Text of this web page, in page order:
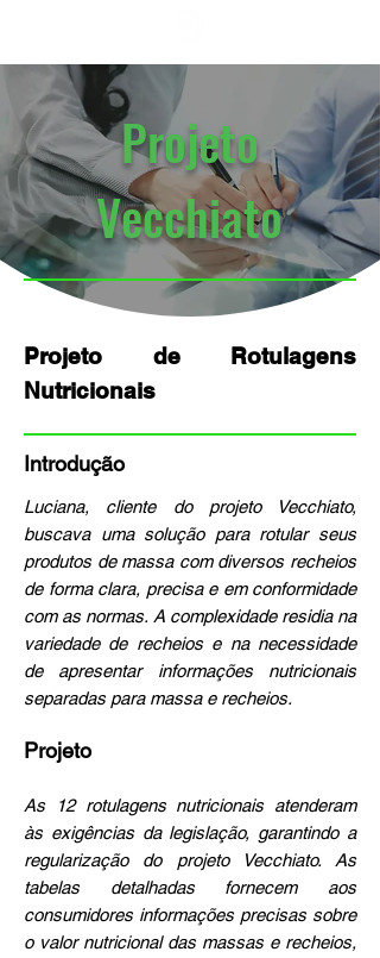
Projeto
Vecchiato
Projeto de Rotulagens
Nutricionais
Introdução
Luciana, cliente do projeto Vecchiato,
buscava uma solução para rotular seus
produtos de massa com diversos recheios
de forma clara, precisa e em conformidade
com as normas. A complexidade residia na
variedade de recheios e na necessidade
de apresentar informações nutricionais
separadas para massa e recheios.
Projeto
As 12 rotulagens nutricionais atenderam
às exigências da legislação, garantindo a
regularização do projeto Vecchiato. As
tabelas detalhadas fornecem aos
consumidores informações precisas sobre
o valor nutricional das massas e recheios,